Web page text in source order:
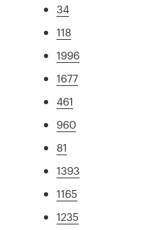
34
118
1996
1677
461
960
81
1393
1165
1235